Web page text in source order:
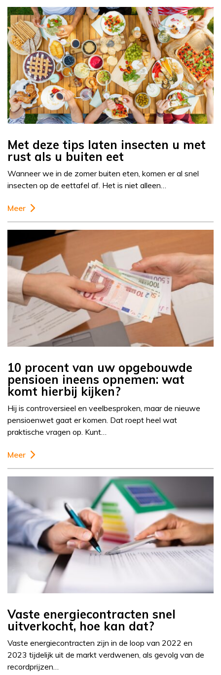
Met deze tips laten insecten u met
rust als u buiten eet
Wanneer we in de zomer buiten eten, komen er al snel
insecten op de eettafel af. Het is niet alleen…
Meer
10 procent van uw opgebouwde
pensioen ineens opnemen: wat
komt hierbij kijken?
Hij is controversieel en veelbesproken, maar de nieuwe
pensioenwet gaat er komen. Dat roept heel wat
praktische vragen op. Kunt…
Meer
Vaste energiecontracten snel
uitverkocht, hoe kan dat?
Vaste energiecontracten zijn in de loop van 2022 en
2023 tijdelijk uit de markt verdwenen, als gevolg van de
recordprijzen…